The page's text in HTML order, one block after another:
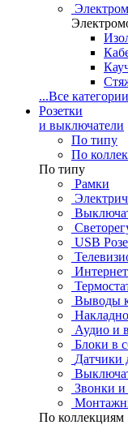
...Все категории
Розетки
и выключатели
По типу
По
По типу
Рамки
USB
Выводы
Аудио и
Блоки в
Датчики
Звонки и
По коллекциям